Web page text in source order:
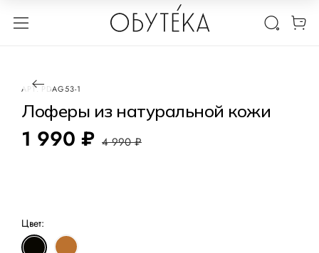
1 / 3
АРТ. PDAG53-1
Лоферы из натуральной кожи
1 990 ₽ 4 990 ₽
Цвет: